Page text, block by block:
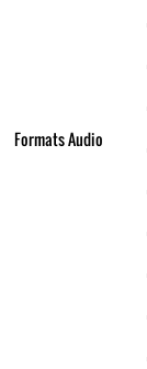
Formats Audio